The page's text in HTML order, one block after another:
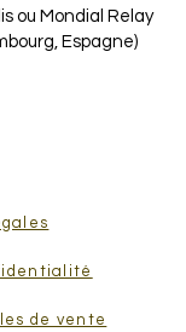
ou Mondial Relay
Espagne)
de vente